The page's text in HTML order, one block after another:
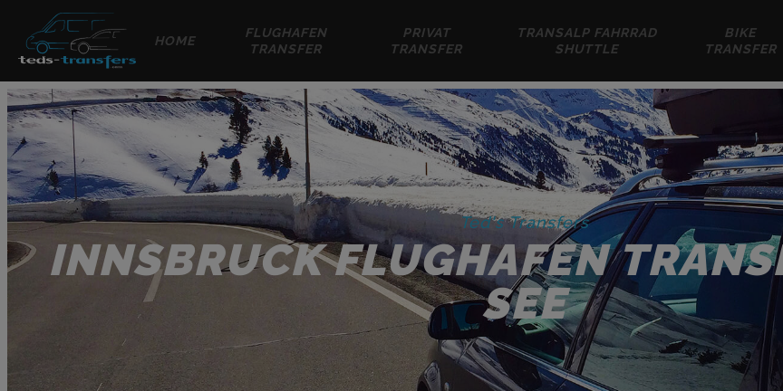
HOME
FLUGHAFEN
TRANSFER
PRIVAT
TRANSFER
TRANSALP FAHRRAD
SHUTTLE
BIKE
TRANSFER
Ted's Transfers
INNSBRUCK FLUGHAFEN
SEE